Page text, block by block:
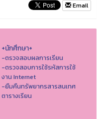
Email
+นักศึกษา+
-ตรวจสอบผลการเรียน
-ตรวจสอบการใช้รหัสการใช้
งาน Internet
-ยืมคืนทรัพยากรสารสนเทศ
ตารางเรียน